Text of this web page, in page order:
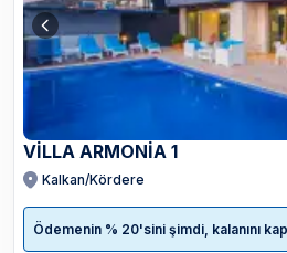
VİLLA ARMONİA 1
Kalkan/Kördere
Ödemenin % 20'sini şimdi, kalanını